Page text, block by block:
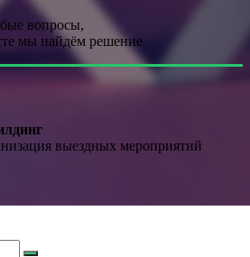
вопросы,
мы найдём решение
выездных мероприятий